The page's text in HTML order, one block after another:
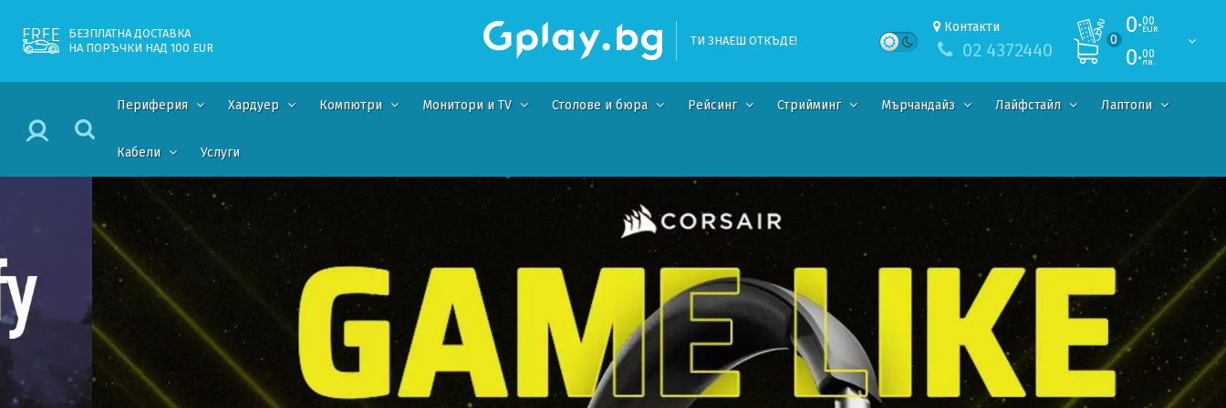
БЕЗПЛАТНА ДОСТАВКА
НА ПОРЪЧКИ НАД 100 EUR
ТИ ЗНАЕШ ОТКЪДЕ!
Контакти
02 4372440 0
0·00
EUR
0·00
лв.
Периферия Хардуер Компютри Монитори и TV Столове и бюра Рейсинг Стрийминг Мърчандайз Лайфстайл Лаптопи
Кабели Услуги